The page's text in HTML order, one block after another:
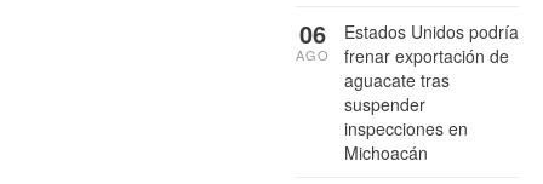
Estados Unidos podría
frenar exportación de
aguacate tras
suspender
inspecciones en
Michoacán
06
AGO